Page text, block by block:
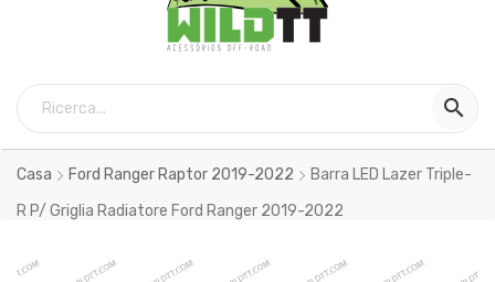

Casa Ford Ranger Raptor 2019-2022
Barra LED Lazer Triple-
R P/ Griglia Radiatore Ford Ranger 2019-2022